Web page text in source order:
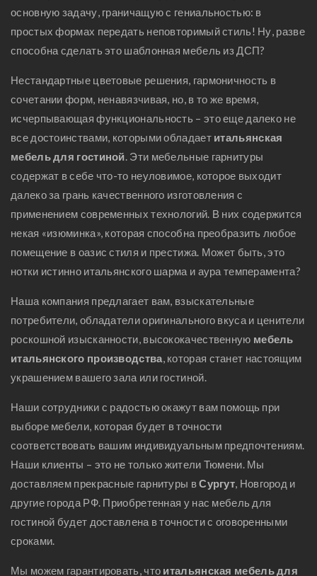
основную задачу, граничащую с гениальностью: в
простых формах передать неповторимый стиль! Ну, разве
способна сделать это шаблонная мебель из ДСП?
Нестандартные цветовые решения, гармоничность в
сочетании форм, ненавязчивая, но, в то же время,
исчерпывающая функциональность – это еще далеко не
все достоинствами, которыми обладает итальянская
мебель для гостиной. Эти мебельные гарнитуры
содержат в себе что-то неуловимое, которое выходит
далеко за грань качественного изготовления с
применением современных технологий. В них содержится
некая «изюминка», которая способна преобразить любое
помещение в оазис стиля и престижа. Может быть, это
нотки истинно итальянского шарма и аура темперамента?
Наша компания предлагает вам, взыскательные
потребители, обладатели оригинального вкуса и ценители
роскошной изысканности, высококачественную мебель
итальянского производства, которая станет настоящим
украшением вашего зала или гостиной.
Наши сотрудники с радостью окажут вам помощь при
выборе мебели, которая будет в точности
соответствовать вашим индивидуальным предпочтениям.
Наши клиенты – это не только жители Тюмени. Мы
доставляем прекрасные гарнитуры вСургут, Новгород и
другие города РФ. Приобретенная у нас мебель для
гостиной будет доставлена в точности с оговоренными
сроками.
Мы можем гарантировать, что итальянская мебель для